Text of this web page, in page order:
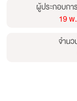
ผู้ประกอบกา
19 พ
จำน